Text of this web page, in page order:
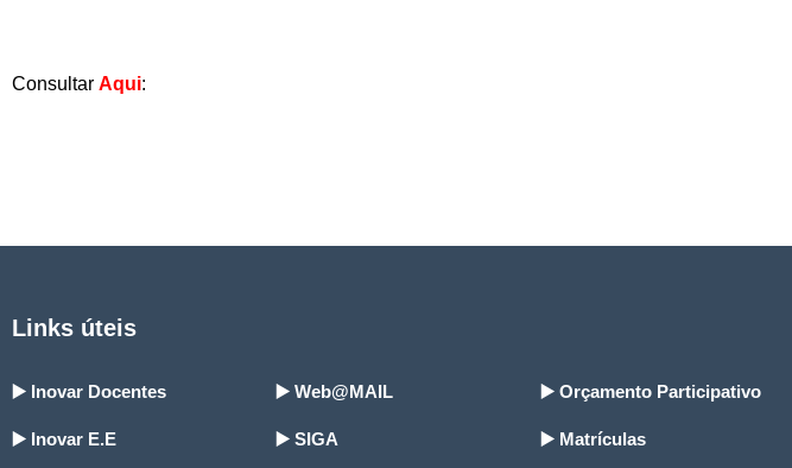
Consultar Aqui:
Links úteis
▶️ Inovar Docentes
▶️ Inovar E.E
▶️ Web@MAIL
▶️ SIGA
▶️ Orçamento Participativo
▶️ Matrículas